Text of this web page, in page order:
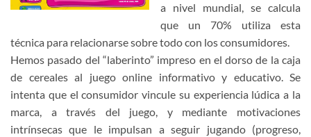
a nivel mundial, se calcula
que un 70% utiliza esta
técnica para relacionarse sobre todo con los consumidores.
Hemos pasado del “laberinto” impreso en el dorso de la caja
de cereales al juego online informativo y educativo. Se
intenta que el consumidor vincule su experiencia lúdica a la
marca, a través del juego, y mediante motivaciones
intrínsecas que le impulsan a seguir jugando (progreso,